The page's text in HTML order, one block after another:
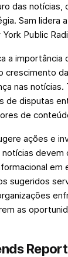
das notícias,
Sam lidera
Public
a importância
crescimento
nas notícias.
de disputas
de
ações e
devem
em
sugeridos
as